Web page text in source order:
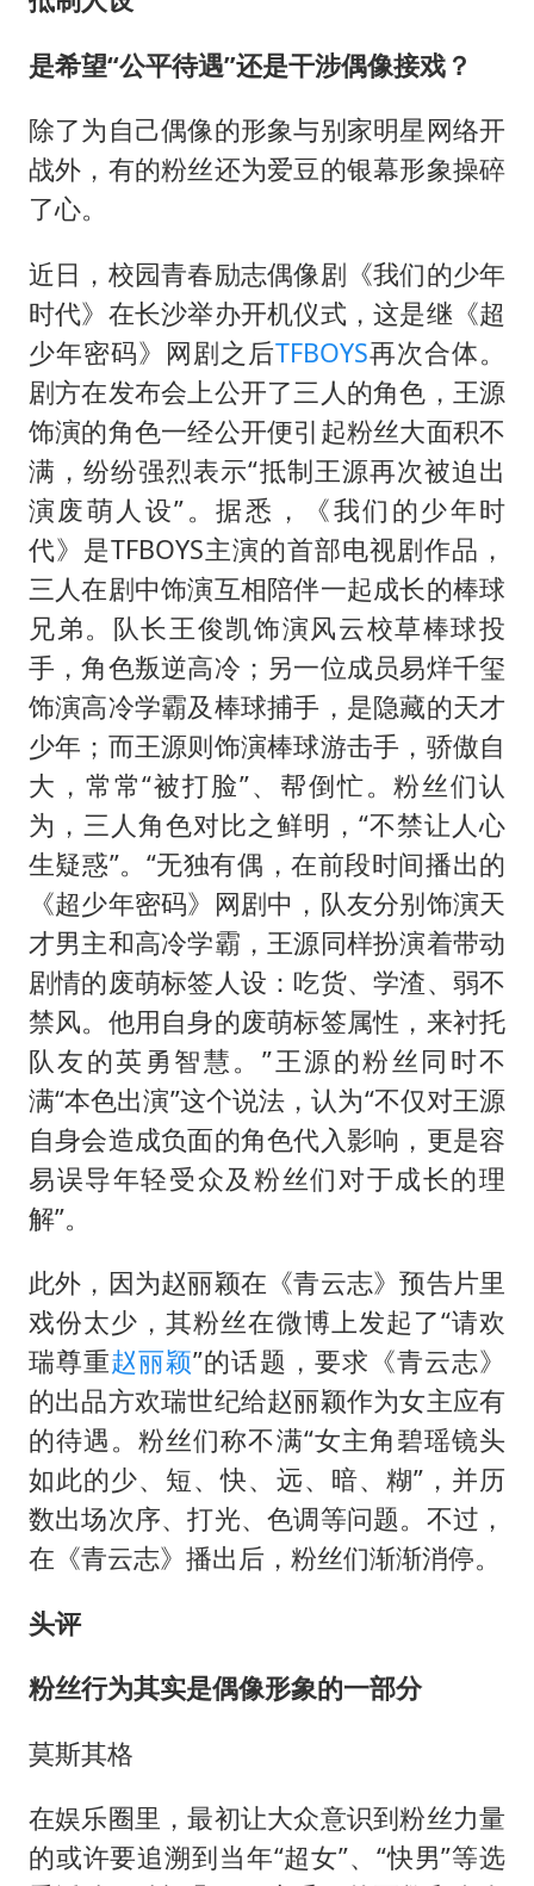
是希望“公平待遇”还是干涉偶像接戏？
除了为自己偶像的形象与别家明星网络开
战外，有的粉丝还为爱豆的银幕形象操碎
了心。
近日，校园青春励志偶像剧《我们的少年
时代》在长沙举办开机仪式，这是继《超
少年密码》网剧之后TFBOYS再次合体。
剧方在发布会上公开了三人的角色，王源
饰演的角色一经公开便引起粉丝大面积不
满，纷纷强烈表示“抵制王源再次被迫出
演废萌人设”。据悉，《我们的少年时
代》是TFBOYS主演的首部电视剧作品，
三人在剧中饰演互相陪伴一起成长的棒球
兄弟。队长王俊凯饰演风云校草棒球投
手，角色叛逆高冷；另一位成员易烊千玺
饰演高冷学霸及棒球捕手，是隐藏的天才
少年；而王源则饰演棒球游击手，骄傲自
大，常常“被打脸”、帮倒忙。粉丝们认
为，三人角色对比之鲜明，“不禁让人心
生疑惑”。“无独有偶，在前段时间播出的
《超少年密码》网剧中，队友分别饰演天
才男主和高冷学霸，王源同样扮演着带动
剧情的废萌标签人设：吃货、学渣、弱不
禁风。他用自身的废萌标签属性，来衬托
队友的英勇智慧。”王源的粉丝同时不
满“本色出演”这个说法，认为“不仅对王源
自身会造成负面的角色代入影响，更是容
易误导年轻受众及粉丝们对于成长的理
解”。
此外，因为赵丽颖在《青云志》预告片里
戏份太少，其粉丝在微博上发起了“请欢
瑞尊重赵丽颖”的话题，要求《青云志》
的出品方欢瑞世纪给赵丽颖作为女主应有
的待遇。粉丝们称不满“女主角碧瑶镜头
如此的少、短、快、远、暗、糊”，并历
数出场次序、打光、色调等问题。不过，
在《青云志》播出后，粉丝们渐渐消停。
头评
粉丝行为其实是偶像形象的一部分
莫斯其格
在娱乐圈里，最初让大众意识到粉丝力量
的或许要追溯到当年“超女”、“快男”等选